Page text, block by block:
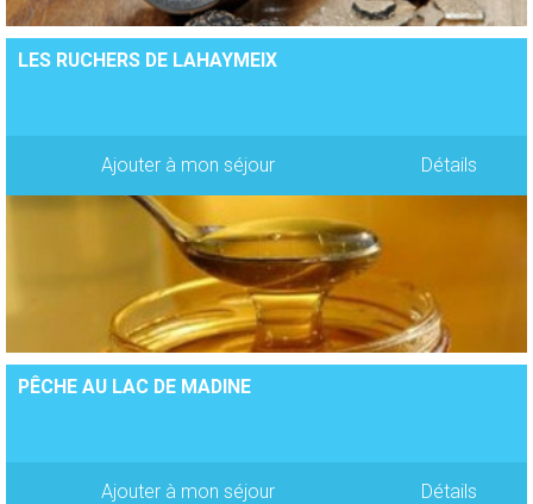
LES RUCHERS DE LAHAYMEIX
Ajouter à mon séjour Détails
PÊCHE AU LAC DE MADINE
Ajouter à mon séjour Détails